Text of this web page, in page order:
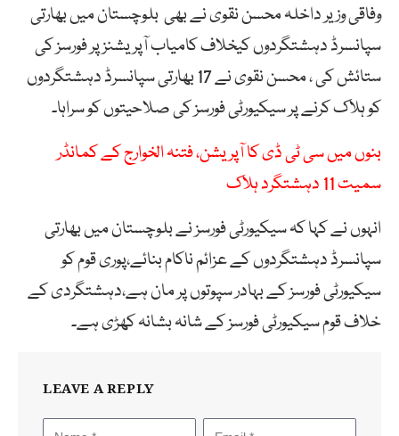
وفاقی وزیر داخلہ محسن نقوی نے بھی بلوچستان میں بھارتی
سپانسرڈ دہشتگردوں کیخلاف کامیاب آپریشنز پر فورسز کی
ستائش کی ، محسن نقوی نے 17 بھارتی سپانسرڈ دہشتگردوں
کو ہلاک کرنے پر سیکیورٹی فورسز کی صلاحیتوں کو سراہا۔
بنوں میں سی ٹی ڈی کا آپریشن، فتنہ الخوارج کے کمانڈر
سمیت 11 دہشتگرد ہلاک
انہوں نے کہا کہ سیکیورٹی فورسز نے بلوچستان میں بھارتی
سپانسرڈ دہشتگردوں کے عزائم ناکام بنائے،پوری قوم کو
سیکیورٹی فورسز کے بہادر سپوتوں پر مان ہے،دہشتگردی کے
خلاف قوم سیکیورٹی فورسز کے شانہ بشانہ کھڑی ہے۔
LEAVE A REPLY